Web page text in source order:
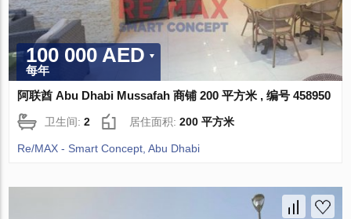
100 000 AED
每年
阿联酋 Abu Dhabi Mussafah 商铺 200 平方米 , 编号 458950
卫生间:2 居住面积:200 平方米
Re/MAX - Smart Concept, Abu Dhabi